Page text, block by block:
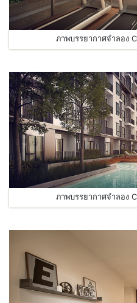
ภาพบรรยากาศจำลอง
ภาพบรรยากาศจำลอง